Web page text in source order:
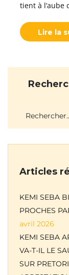
tient à l’aube
Lire la
Articles
KEMI SEBA
PROCHES
avril 2026
KEMI SEBA
VA-T-IL LE
SUR